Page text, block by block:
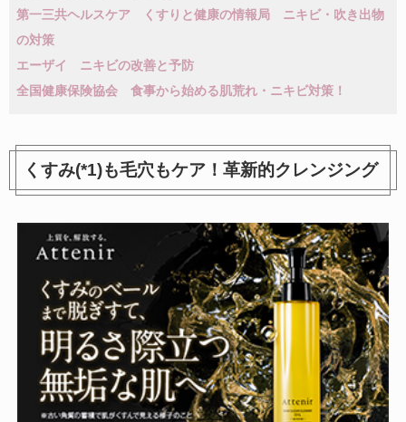
第一三共ヘルスケア くすりと健康の情報局 ニキビ・吹き出物
の対策
エーザイ ニキビの改善と予防
全国健康保険協会 食事から始める肌荒れ・ニキビ対策！
くすみ(*1)も毛穴もケア！革新的クレンジング